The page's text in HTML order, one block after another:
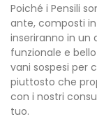
Poiché i Pensili
ante, composti
inseriranno in un
funzionale e
vani sospesi per
piuttosto che
con i nostri
tuo.